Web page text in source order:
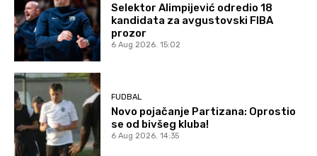
Selektor Alimpijević odredio 18
kandidata za avgustovski FIBA
prozor
6 Aug 2026. 15:02
FUDBAL
Novo pojačanje Partizana: Oprostio
se od bivšeg kluba!
6 Aug 2026. 14:35